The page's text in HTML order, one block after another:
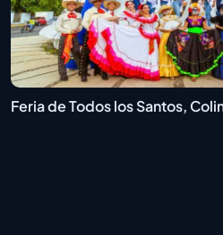
Feria de Todos los Santos,